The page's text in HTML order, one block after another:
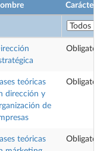
Carácter
teóricas
dirección y
de
teóricas